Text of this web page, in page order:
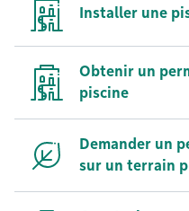
Installer une
Obtenir un
piscine
Demander un
sur un terrain